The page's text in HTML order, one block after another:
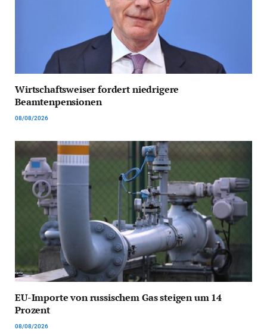
Wirtschaftsweiser fordert niedrigere
Beamtenpensionen
08/08/2026
EU-Importe von russischem Gas steigen um 14
Prozent
08/08/2026